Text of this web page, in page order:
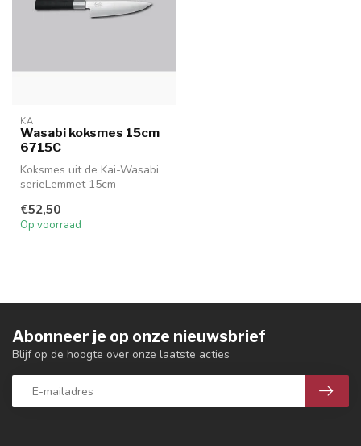
KAI
Wasabi koksmes 15cm
6715C
Koksmes uit de Kai-Wasabi
serieLemmet 15cm -
6715S
€52,50
Op voorraad
Abonneer je op onze nieuwsbrief
Blijf op de hoogte over onze laatste acties